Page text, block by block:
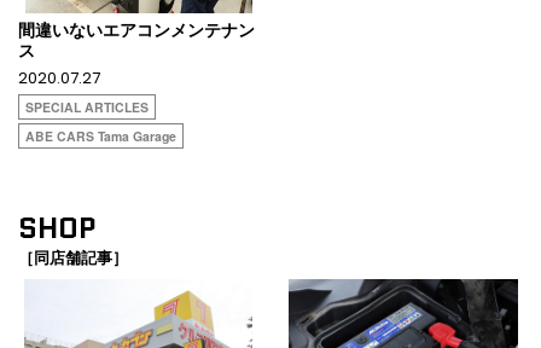
間違いないエアコンメンテナン
ス
2020.07.27
SPECIAL ARTICLES
ABE CARS Tama Garage
SHOP
［同店舗記事］